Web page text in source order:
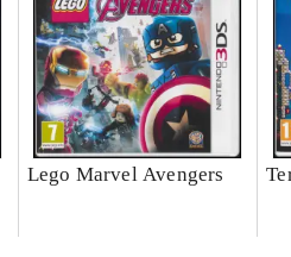
Lego Marvel Avengers